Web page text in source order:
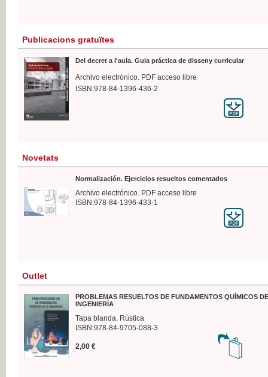
Publicacions gratuïtes
Del decret a l'aula. Guia práctica de disseny curricular
Archivo electrónico. PDF acceso libre
ISBN:978-84-1396-436-2
Novetats
Normalización. Ejercicios resueltos comentados
Archivo electrónico. PDF acceso libre
ISBN:978-84-1396-433-1
Outlet
PROBLEMAS RESUELTOS DE FUNDAMENTOS QUÍMICOS
INGENIERÍA
Tapa blanda. Rústica
ISBN:978-84-9705-088-3
2,00 €